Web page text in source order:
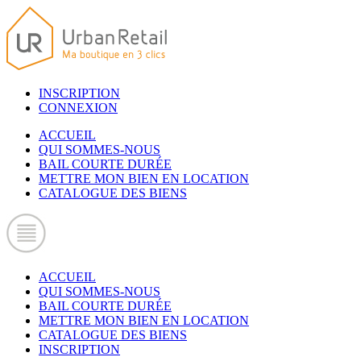
INSCRIPTION
CONNEXION
ACCUEIL
QUI SOMMES-NOUS
BAIL COURTE DURÉE
METTRE MON BIEN EN LOCATION
CATALOGUE DES BIENS
ACCUEIL
QUI SOMMES-NOUS
BAIL COURTE DURÉE
METTRE MON BIEN EN LOCATION
CATALOGUE DES BIENS
INSCRIPTION